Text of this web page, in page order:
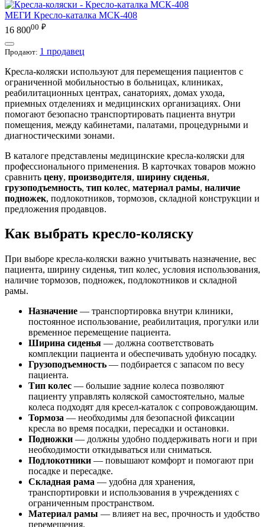
МЕГИ Кресло-каталка МСК-408
16 80000 ₽
Продают: 1 продавец
Кресла-коляски используют для перемещения пациентов с
ограниченной мобильностью в больницах, клиниках,
реабилитационных центрах, санаториях, домах ухода,
приемных отделениях и медицинских организациях. Они
помогают безопасно транспортировать пациента внутри
помещения, между кабинетами, палатами, процедурными и
диагностическими зонами.
В каталоге представлены медицинские кресла-коляски для
профессионального применения. В карточках товаров можно
сравнить цену, производителя, ширину сиденья,
грузоподъемность, тип колес, материал рамы, наличие
подножек, подлокотников, тормозов, складной конструкции и
предложения продавцов.
Как выбрать кресло-коляску
При выборе кресла-коляски важно учитывать назначение, вес
пациента, ширину сиденья, тип колес, условия использования,
наличие тормозов, подножек, подлокотников и складной
рамы.
Назначение — транспортировка внутри клиники,
постоянное использование, реабилитация, прогулки или
временное перемещение пациента.
Ширина сиденья — должна соответствовать
комплекции пациента и обеспечивать удобную посадку.
Грузоподъемность — подбирается с запасом по весу
пациента.
Тип колес — большие задние колеса позволяют
пациенту управлять коляской самостоятельно, малые
колеса подходят для кресел-каталок с сопровождающим.
Тормоза — необходимы для безопасной фиксации
кресла во время посадки, пересадки и остановки.
Подножки — должны удобно поддерживать ноги и при
необходимости откидываться или сниматься.
Подлокотники — повышают комфорт и помогают при
посадке и пересадке.
Складная рама — удобна для хранения,
транспортировки и использования в учреждениях с
ограниченным пространством.
Материал рамы — влияет на вес, прочность и удобство
перемещения.